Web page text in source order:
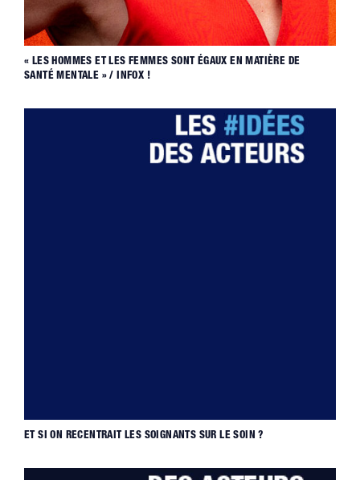
« LES HOMMES ET LES FEMMES SONT ÉGAUX EN MATIÈRE DE
SANTÉ MENTALE » / INFOX !
ET SI ON RECENTRAIT LES SOIGNANTS SUR LE SOIN ?